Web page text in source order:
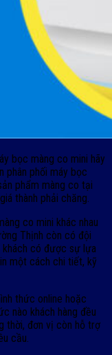
bọc màng co mini hãy
phân phối máy bọc
phẩm màng co tại
thành phải chăng.
co mini khác nhau
Thịnh còn có đội
khách có được sự lựa
một cách chi tiết, kỹ
thức online hoặc
nào khách hàng đều
thời, đơn vị còn hỗ trợ
cầu.